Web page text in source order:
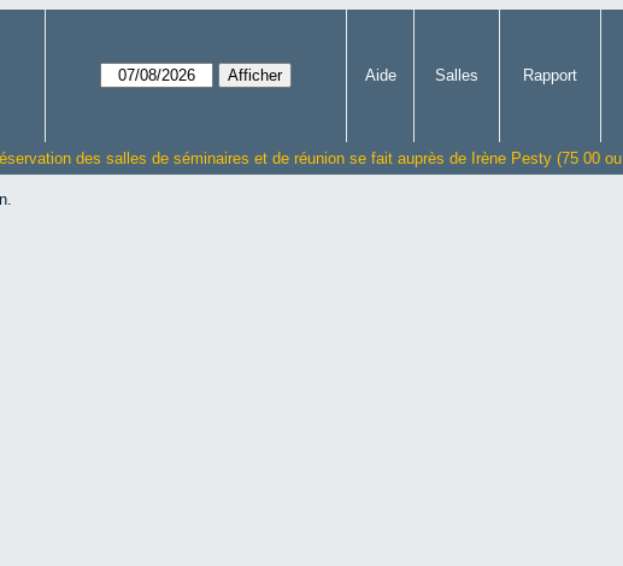
Aide Salles Rapport
des salles de séminaires et de réunion se fait auprès de Irène Pesty (75 00 ou